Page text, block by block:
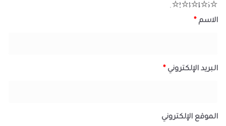
5
4
3
2
الاسم *
البريد الإلكتروني *
الموقع الإلكتروني